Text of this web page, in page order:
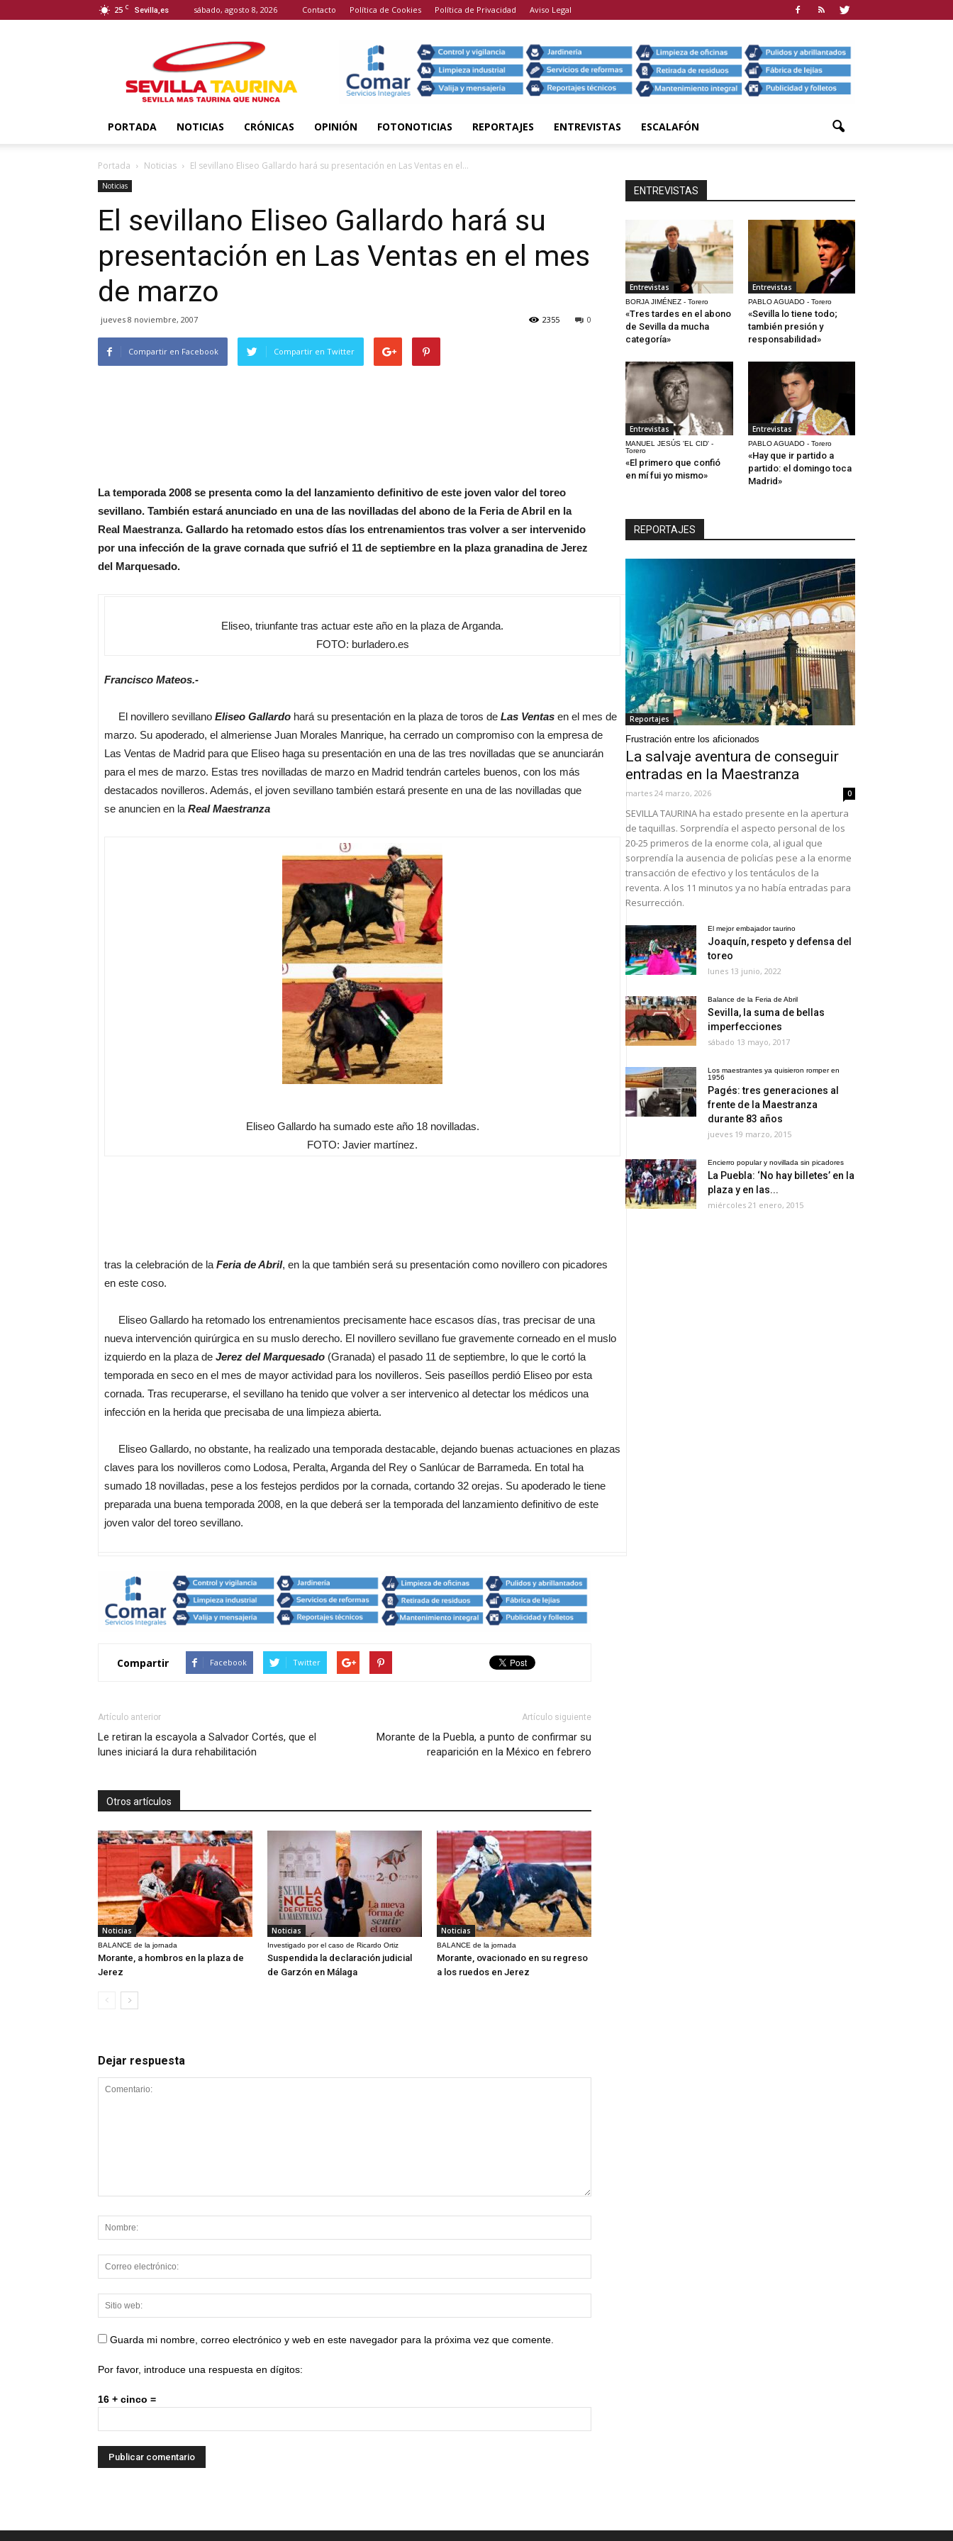
25 C Sevilla,es sábado, agosto 8, 2026 Contacto Política de Cookies Política de Privacidad Aviso Legal
Taurina
PORTADA NOTICIAS CRÓNICAS OPINIÓN FOTONOTICIAS REPORTAJES ENTREVISTAS ESCALAFÓN
Portada Noticias El sevillano Eliseo Gallardo hará su presentación en Las Ventas en el...
Noticias
El sevillano Eliseo Gallardo hará su
presentación en Las Ventas en el mes
de marzo
jueves 8 noviembre, 2007 0
2355
Compartir en Facebook Compartir en Twitter
La temporada 2008 se presenta como la del lanzamiento definitivo de este joven valor del toreo
sevillano. También estará anunciado en una de las novilladas del abono de la Feria de Abril en la
Real Maestranza. Gallardo ha retomado estos días los entrenamientos tras volver a ser intervenido
por una infección de la grave cornada que sufrió el 11 de septiembre en la plaza granadina de Jerez
del Marquesado.
Eliseo, triunfante tras actuar este año en la plaza de Arganda.
FOTO: burladero.es
Francisco Mateos.-
El novillero sevillano Eliseo Gallardo hará su presentación en la plaza de toros de Las Ventas en el mes de
marzo. Su apoderado, el almeriense Juan Morales Manrique, ha cerrado un compromiso con la empresa de
Las Ventas de Madrid para que Eliseo haga su presentación en una de las tres novilladas que se anunciarán
para el mes de marzo. Estas tres novilladas de marzo en Madrid tendrán carteles buenos, con los más
destacados novilleros. Además, el joven sevillano también estará presente en una de las novilladas que
se anuncien en la Real Maestranza
Eliseo Gallardo ha sumado este año 18 novilladas.
FOTO: Javier martínez.
tras la celebración de la Feria de Abril, en la que también será su presentación como novillero con picadores
en este coso.
Eliseo Gallardo ha retomado los entrenamientos precisamente hace escasos días, tras precisar de una
nueva intervención quirúrgica en su muslo derecho. El novillero sevillano fue gravemente corneado en el muslo
izquierdo en la plaza de Jerez del Marquesado (Granada) el pasado 11 de septiembre, lo que le cortó la
temporada en seco en el mes de mayor actividad para los novilleros. Seis paseíllos perdió Eliseo por esta
cornada. Tras recuperarse, el sevillano ha tenido que volver a ser intervenico al detectar los médicos una
infección en la herida que precisaba de una limpieza abierta.
Eliseo Gallardo, no obstante, ha realizado una temporada destacable, dejando buenas actuaciones en plazas
claves para los novilleros como Lodosa, Peralta, Arganda del Rey o Sanlúcar de Barrameda. En total ha
sumado 18 novilladas, pese a los festejos perdidos por la cornada, cortando 32 orejas. Su apoderado le tiene
preparada una buena temporada 2008, en la que deberá ser la temporada del lanzamiento definitivo de este
joven valor del toreo sevillano.
Compartir Facebook Twitter
Artículo anterior
Le retiran la escayola a Salvador Cortés, que el
lunes iniciará la dura rehabilitación
Artículo siguiente
Morante de la Puebla, a punto de confirmar su
reaparición en la México en febrero
Otros artículos
Noticias
BALANCE de la jornada
Morante, a hombros en la plaza de
Jerez
Noticias
Investigado por el caso de Ricardo Ortiz
Suspendida la declaración judicial
de Garzón en Málaga
Noticias
BALANCE de la jornada
Morante, ovacionado en su regreso
a los ruedos en Jerez
Dejar respuesta
Guarda mi nombre, correo electrónico y web en este navegador para la próxima vez que comente.
Por favor, introduce una respuesta en dígitos:
16 + cinco =
ENTREVISTAS
Entrevistas
BORJA JIMÉNEZ - Torero
«Tres tardes en el abono
de Sevilla da mucha
categoría»
Entrevistas
PABLO AGUADO - Torero
«Sevilla lo tiene todo;
también presión y
responsabilidad»
Entrevistas
MANUEL JESÚS 'EL CID' -
Torero
«El primero que confió
en mí fui yo mismo»
Entrevistas
PABLO AGUADO - Torero
«Hay que ir partido a
partido: el domingo toca
Madrid»
REPORTAJES
Reportajes
Frustración entre los aficionados
La salvaje aventura de conseguir
entradas en la Maestranza
martes 24 marzo, 2026 0
SEVILLA TAURINA ha estado presente en la apertura
de taquillas. Sorprendía el aspecto personal de los
20-25 primeros de la enorme cola, al igual que
sorprendía la ausencia de policías pese a la enorme
transacción de efectivo y los tentáculos de la
reventa. A los 11 minutos ya no había entradas para
Resurrección.
El mejor embajador taurino
Joaquín, respeto y defensa del
toreo
lunes 13 junio, 2022
Balance de la Feria de Abril
Sevilla, la suma de bellas
imperfecciones
sábado 13 mayo, 2017
Los maestrantes ya quisieron romper en
1956
Pagés: tres generaciones al
frente de la Maestranza
durante 83 años
jueves 19 marzo, 2015
Encierro popular y novillada sin picadores
La Puebla: ‘No hay billetes’ en la
plaza y en las...
miércoles 21 enero, 2015